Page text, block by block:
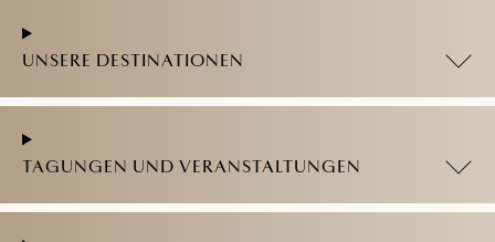
UNSERE DESTINATIONEN
TAGUNGEN UND VERANSTALTUNGEN